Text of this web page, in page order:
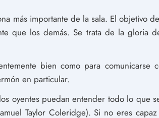
más importante de la sala. El objetivo
que los demás. Se trata de la gloria
bien como para comunicarse
en particular.
oyentes puedan entender todo lo que
Taylor Coleridge). Si no eres